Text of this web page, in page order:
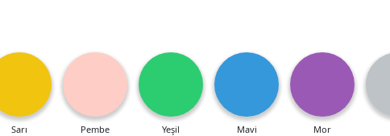
Sarı Pembe Yeşil Mavi Mor